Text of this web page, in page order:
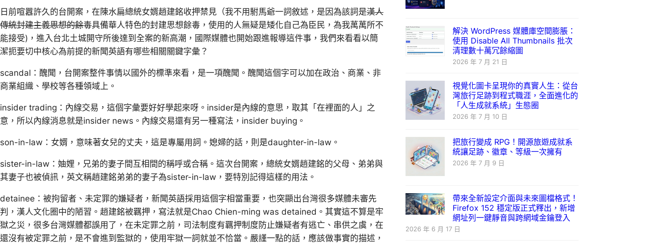
日前喧囂許久的台開案，在陳水扁總統女婿趙建銘收押禁見（我不用駙馬爺一詞敘述，是因為該詞是漢人
傳統封建主義思想的餘毒具備華人特色的封建思想餘毒，使用的人無疑是矮化自己為臣民，為我萬萬所不
能接受)，進入台北土城開守所後達到全案的新高潮，國際媒體也開始跟進報導這件事，我們來看看以簡
潔扼要切中核心為前提的新聞英語有哪些相關關鍵字彙？
scandal：醜聞，台開案整件事情以國外的標準來看，是一項醜聞。醜聞這個字可以加在政治、商業、非
商業組織、學校等各種領域上。
insider trading：內線交易，這個字彙要好好學起來呀。insider是內線的意思，取其「在裡面的人」之
意，所以內線消息就是insider news。內線交易還有另一種寫法，insider buying。
son-in-law：女婿，意味著女兒的丈夫，這是專屬用詞。媳婦的話，則是daughter-in-law。
sister-in-law：妯娌，兄弟的妻子間互相間的稱呼或合稱。這次台開案，總統女婿趙建銘的父母、弟弟與
其妻子也被偵訊，英文稱趙建銘弟弟的妻子為sister-in-law，要特別記得這樣的用法。
detainee：被拘留者、未定罪的嫌疑者，新聞英語採用這個字相當重要，也突顯出台灣很多媒體未審先
判，漢人文化圈中的陋習。趙建銘被羈押，寫法就是Chao Chien-ming was detained。其實這不算是牢
獄之災，很多台灣媒體都誤用了，在未定罪之前，司法制度有羈押制度防止嫌疑者有逃亡、串供之虞，在
還沒有被定罪之前，是不會進到監獄的，使用牢獄一詞就並不恰當。嚴謹一點的話，應該做事實的描述，
解決 WordPress 媒體庫空間膨脹：
使用 Disable All Thumbnails 批次
清理數十萬冗餘縮圖
2026 年 7 月 21 日
視覺化圖卡呈現你的真實人生：從台
灣旅行足跡到程式職涯，全面進化的
「人生成就系統」生態圈
2026 年 7 月 10 日
把旅行變成 RPG！開源旅遊成就系
統讓足跡、徽章、等級一次擁有
2026 年 7 月 9 日
帶來全新設定介面與未來圖檔格式！
Firefox 152 穩定版正式釋出，新增
網址列一鍵靜音與跨網域金鑰登入
2026 年 6 月 17 日